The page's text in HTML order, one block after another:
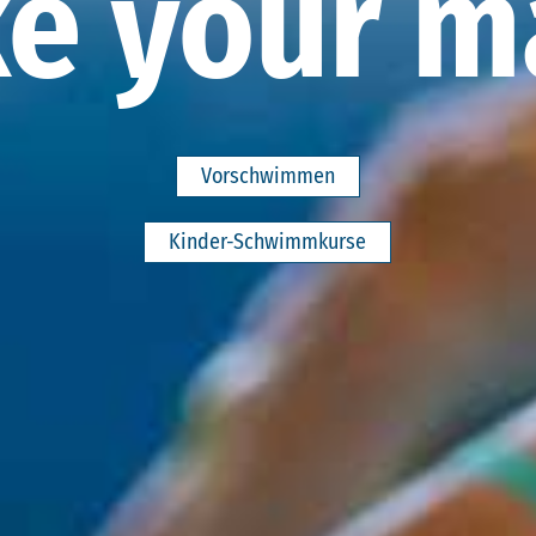
Vorschwimmen
Kinder-Schwimmkurse